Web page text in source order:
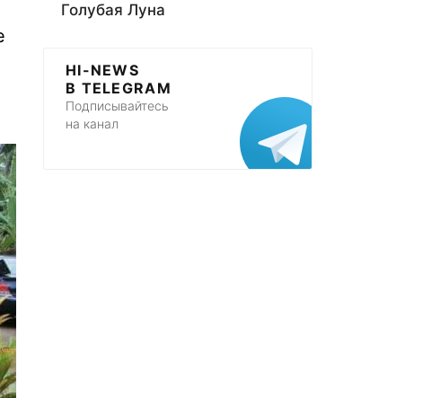
Голубая Луна
HI-NEWS
В TELEGRAM
Подписывайтесь
на канал